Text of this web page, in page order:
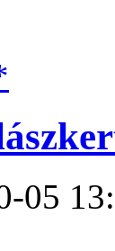
05